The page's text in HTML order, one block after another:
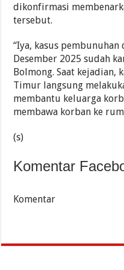
dikonfirmasi
tersebut.
“Iya, kasus
Desember 2025 sudah
Bolmong. Saat kejadian,
Timur langsung
membantu keluarga
membawa korban ke
(s)
Komentar
Komentar